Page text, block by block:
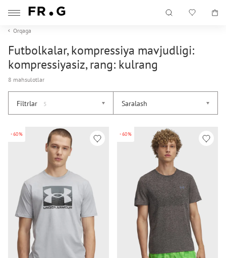
Orqaga
Futbolkalar, kompressiya mavjudligi:
kompressiyasiz, rang: kulrang
8 mahsulotlar
Filtrlar 5 Saralash
-60% -60%